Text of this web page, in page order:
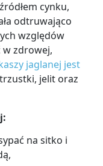
cynku,
odtruwająco
względów
w zdrowej,
jaglanej jest
jelit oraz
na sitko i